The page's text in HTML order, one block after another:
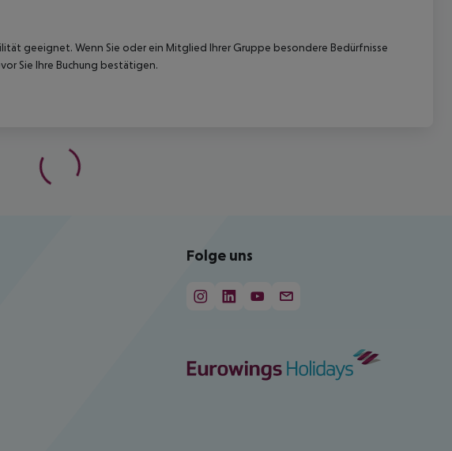
geeignet. Wenn Sie oder ein Mitglied Ihrer Gruppe besondere Bedürfnisse
Sie Ihre Buchung bestätigen.
Folge uns